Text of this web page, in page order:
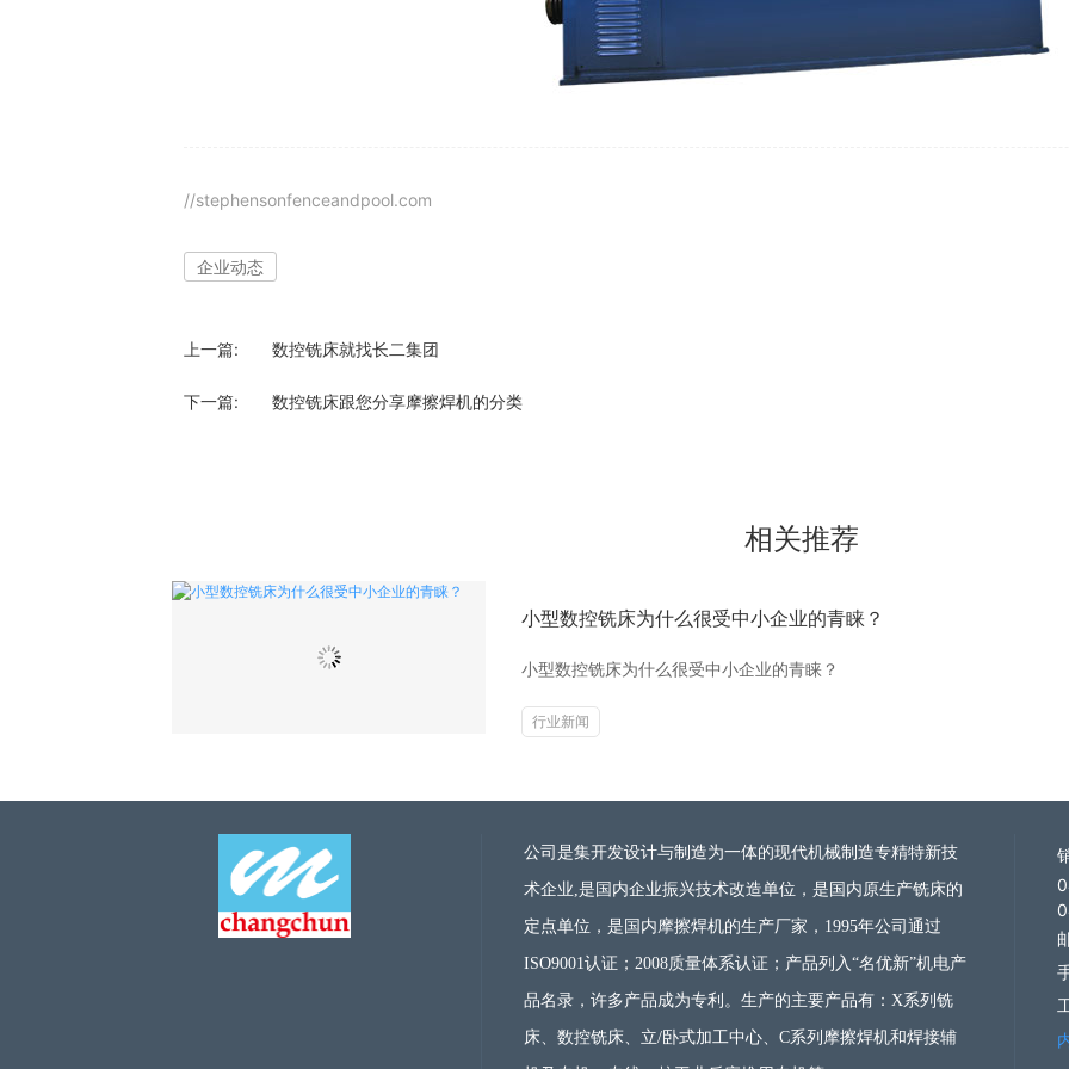
//stephensonfenceandpool.com
企业动态
上一篇: 数控铣床就找长二集团
下一篇: 数控铣床跟您分享摩擦焊机的分类
相关推荐
小型数控铣床为什么很受中小企业的青睐？
小型数控铣床为什么很受中小企业的青睐？
行业新闻
公司是集开发设计与制造为一体的现代机械制造专精特新技
术企业,是国内企业振兴技术改造单位，是国内原生产铣床的
定点单位，是国内摩擦焊机的生产厂家，1995年公司通过
ISO9001认证；2008质量体系认证；产品列入“名优新”机电产
品名录，许多产品成为专利。生产的主要产品有：X系列铣
床、数控铣床、立/卧式加工中心、C系列摩擦焊机和焊接辅